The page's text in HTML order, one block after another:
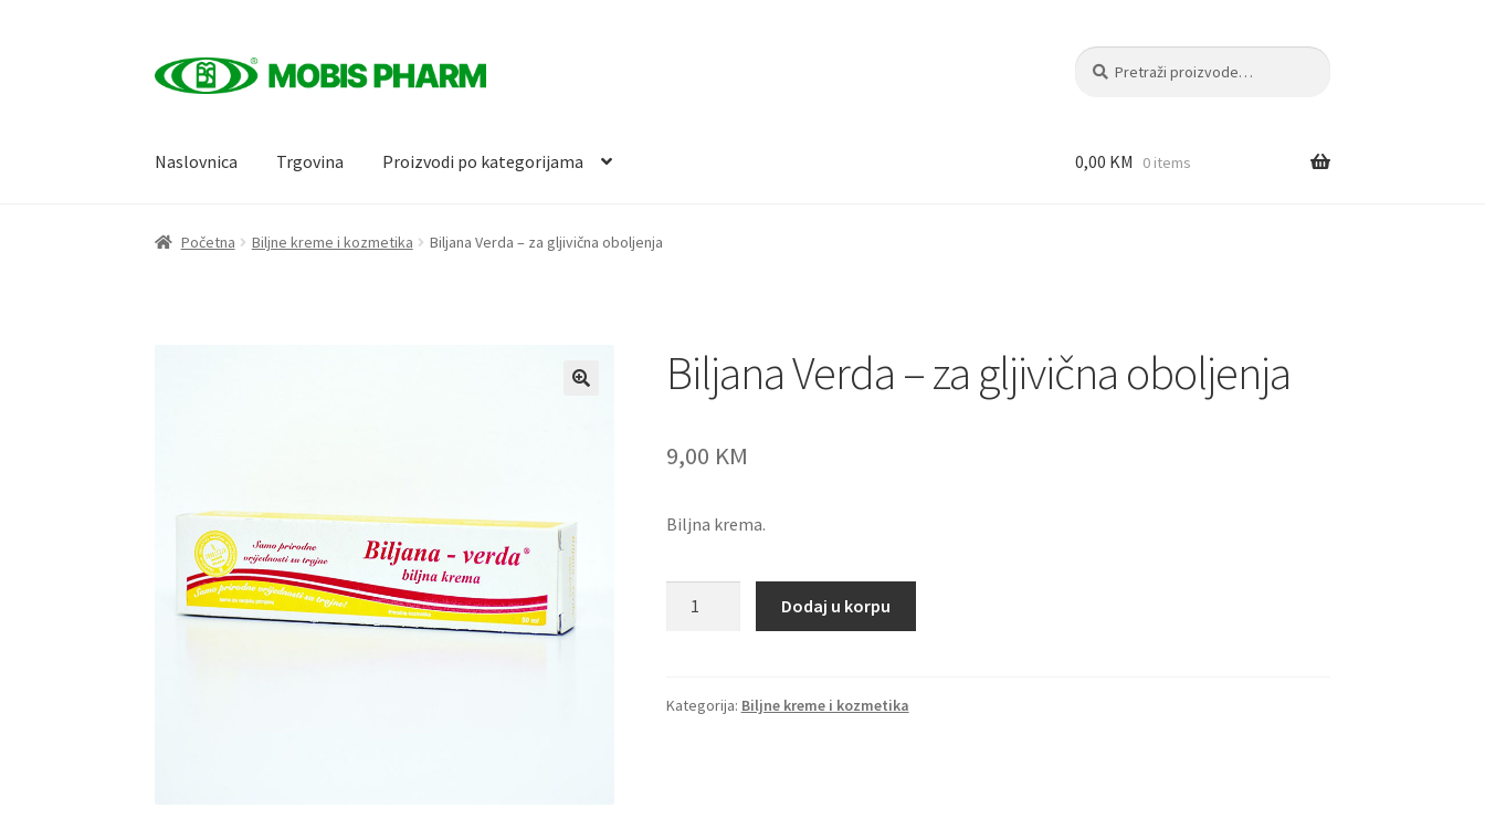
Skip
to
Skip
to
Pretraži:
Pretraži
Naslovnica Trgovina Proizvodi po kategorijama 0,00 KM 0 items
Početna Biljne kreme i kozmetika Biljana Verda – za gljivična oboljenja
Biljana Verda – za gljivična oboljenja
9,00 KM
Biljna krema.
gljivična
Dodaj u korpu
Kategorija: Biljne kreme i kozmetika